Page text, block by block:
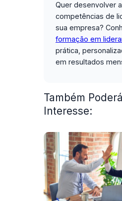
Quer desenvolver
competências de
sua empresa?
formação em
prática,
em resultados
Também
Interesse: